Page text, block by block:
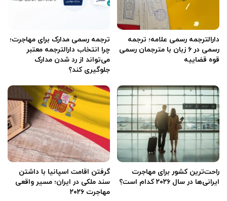
دارالترجمه رسمی علامه؛ ترجمه
رسمی در ۶ زبان با مترجمان رسمی
قوه قضاییه
ترجمه رسمی مدارک برای مهاجرت؛
چرا انتخاب دارالترجمه معتبر
می‌تواند از رد شدن مدارک
جلوگیری کند؟
راحت‌ترین کشور برای مهاجرت
ایرانی‌ها در سال ۲۰۲۶ کدام است؟
گرفتن اقامت اسپانیا با داشتن
سند ملکی در ایران؛ مسیر واقعی
مهاجرت ۲۰۲۶